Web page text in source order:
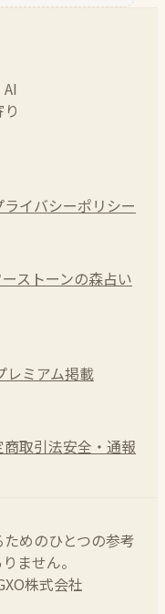
ライバシーポリシー
ストーンの森占い
レミアム掲載
商取引法安全・通報
めのひとつの参考
ません。
株式会社